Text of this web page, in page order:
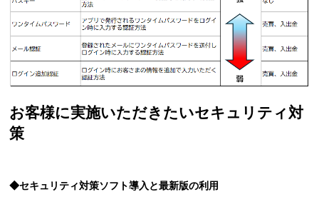
お客様に実施いただきたいセキュリティ対
策
◆セキュリティ対策ソフト導入と最新版の利用